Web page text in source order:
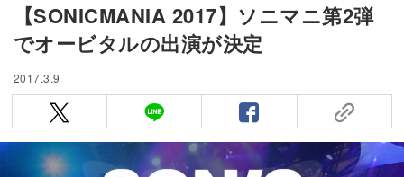
【SONICMANIA 2017】ソニマニ第2弾
でオービタルの出演が決定
2017.3.9